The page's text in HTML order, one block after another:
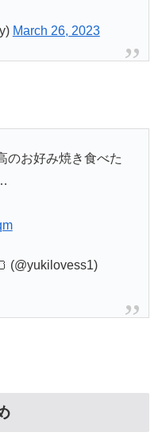
March 26, 2023
のお好み焼き食べた
(@yukilovess1)